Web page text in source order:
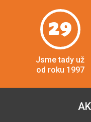
29
Jsme tady už
od roku 1997